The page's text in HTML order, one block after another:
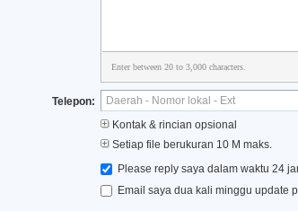
Enter between 20 to 3,000 characters.
Telepon:
Kontak & rincian opsional
Setiap file berukuran 10 M maks.
Please reply saya dalam waktu 24
Email saya dua kali minggu update